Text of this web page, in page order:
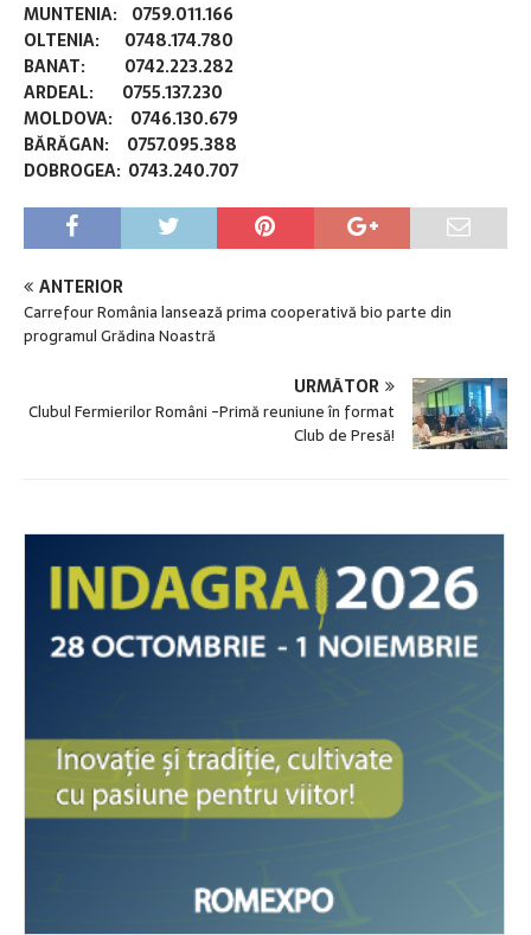
MUNTENIA: 0759.011.166
OLTENIA: 0748.174.780
BANAT: 0742.223.282
ARDEAL: 0755.137.230
MOLDOVA: 0746.130.679
BĂRĂGAN: 0757.095.388
DOBROGEA: 0743.240.707
ANTERIOR
Carrefour România lansează prima cooperativă bio parte din
programul Grădina Noastră
URMĂTOR
Clubul Fermierilor Români -Primă reuniune în format
Club de Presă!